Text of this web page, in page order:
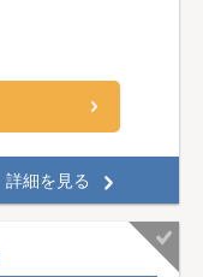
詳細を見る